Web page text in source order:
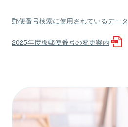
郵便番号検索に使用されているデー
2025年度版郵便番号の変更案内